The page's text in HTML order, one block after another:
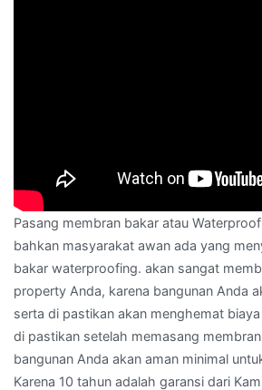
Pasang membran bakar atau
bahkan masyarakat awan ada yang
bakar waterproofing. akan sangat
property Anda, karena bangunan Anda
serta di pastikan akan menghemat
di pastikan setelah memasang
bangunan Anda akan aman minimal
Karena 10 tahun adalah garansi dari